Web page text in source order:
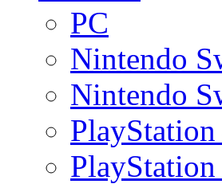
PC
Nintendo
Nintendo
PlayStation
PlayStation